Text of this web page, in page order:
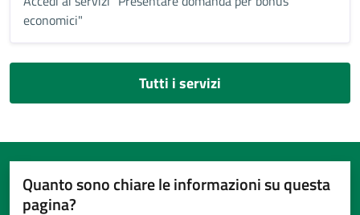
economici"
Tutti i servizi
Quanto sono chiare le informazioni su questa
pagina?